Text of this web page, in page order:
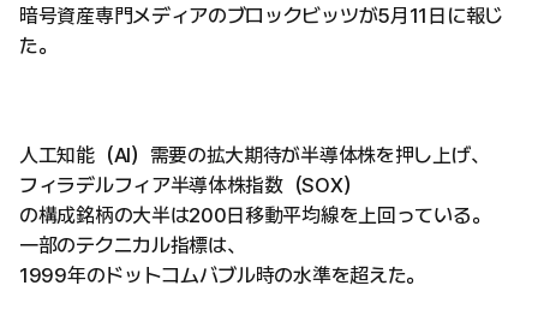
暗号資産専門メディアのブロックビッツが5月11日に報じ
た。
人工知能（AI）需要の拡大期待が半導体株を押し上げ、
フィラデルフィア半導体株指数（SOX）
の構成銘柄の大半は200日移動平均線を上回っている。
一部のテクニカル指標は、
1999年のドットコムバブル時の水準を超えた。